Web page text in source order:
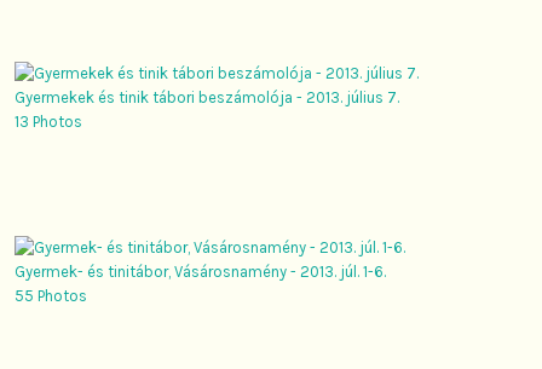
Gyermekek és tinik tábori beszámolója - 2013. július 7.
13 Photos
Gyermek- és tinitábor, Vásárosnamény - 2013. júl. 1-6.
55 Photos